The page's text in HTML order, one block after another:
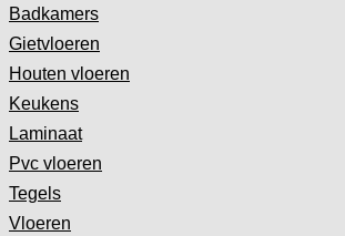
Badkamers
Gietvloeren
Houten vloeren
Keukens
Laminaat
Pvc vloeren
Tegels
Vloeren